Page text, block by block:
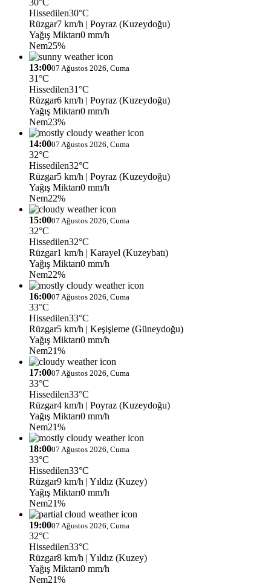
Hissedilen30°C
Rüzgar7 km/h | Poyraz (Kuzeydoğu)
Yağış Miktarı0 mm/h
Nem25%
13:0007 Ağustos 2026, Cuma
31°C
Hissedilen31°C
Rüzgar6 km/h | Poyraz (Kuzeydoğu)
Yağış Miktarı0 mm/h
Nem23%
14:0007 Ağustos 2026, Cuma
32°C
Hissedilen32°C
Rüzgar5 km/h | Poyraz (Kuzeydoğu)
Yağış Miktarı0 mm/h
Nem22%
15:0007 Ağustos 2026, Cuma
32°C
Hissedilen32°C
Rüzgar1 km/h | Karayel (Kuzeybatı)
Yağış Miktarı0 mm/h
Nem22%
16:0007 Ağustos 2026, Cuma
33°C
Hissedilen33°C
Rüzgar5 km/h | Keşişleme (Güneydoğu)
Yağış Miktarı0 mm/h
Nem21%
17:0007 Ağustos 2026, Cuma
33°C
Hissedilen33°C
Rüzgar4 km/h | Poyraz (Kuzeydoğu)
Yağış Miktarı0 mm/h
Nem21%
18:0007 Ağustos 2026, Cuma
33°C
Hissedilen33°C
Rüzgar9 km/h | Yıldız (Kuzey)
Yağış Miktarı0 mm/h
Nem21%
19:0007 Ağustos 2026, Cuma
32°C
Hissedilen33°C
Rüzgar8 km/h | Yıldız (Kuzey)
Yağış Miktarı0 mm/h
Nem21%